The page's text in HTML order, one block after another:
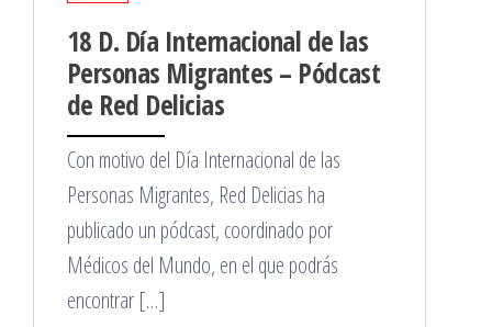
18 D. Día Internacional de las
Personas Migrantes – Pódcast
de Red Delicias
Con motivo del Día Internacional de las
Personas Migrantes, Red Delicias ha
publicado un pódcast, coordinado por
Médicos del Mundo, en el que podrás
encontrar […]